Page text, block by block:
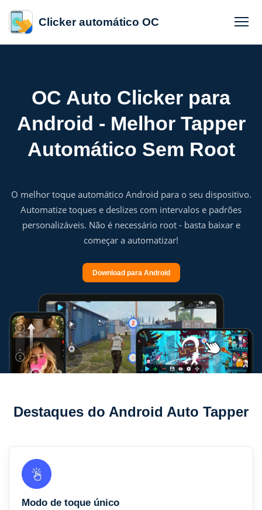
Clicker automático OC
OC Auto Clicker para
Android - Melhor Tapper
Automático Sem Root
O melhor toque automático Android para o seu dispositivo.
Automatize toques e deslizes com intervalos e padrões
personalizáveis. Não é necessário root - basta baixar e
começar a automatizar!
Download para Android
Destaques do Android Auto Tapper
Modo de toque único